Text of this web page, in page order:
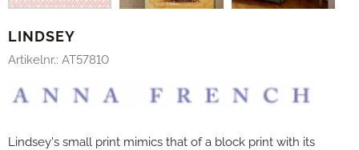
LINDSEY
Artikelnr.: AT57810
Lindsey's small print mimics that of a block print with its